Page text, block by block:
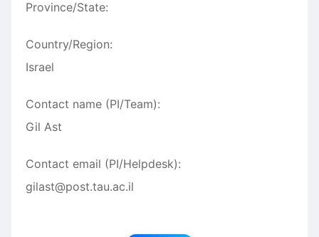
Province/State:
Country/Region:
Israel
Contact name (PI/Team):
Gil Ast
Contact email (PI/Helpdesk):
gilast@post.tau.ac.il